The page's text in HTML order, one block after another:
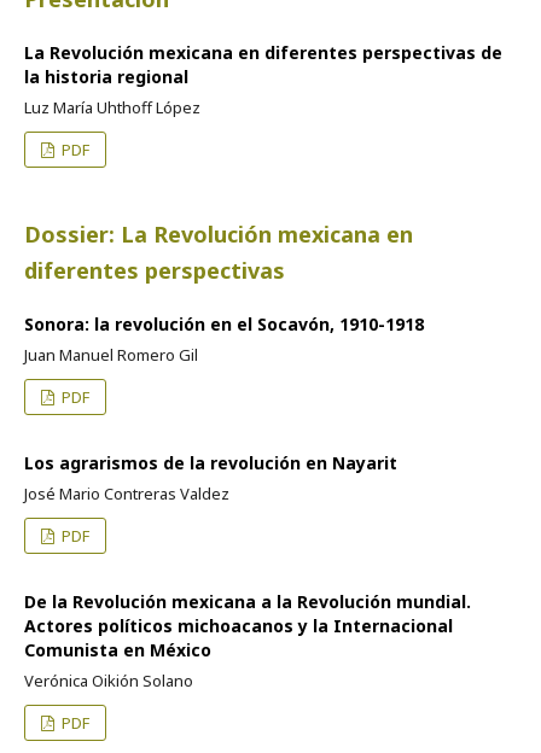
La Revolución mexicana en diferentes perspectivas de
la historia regional
Luz María Uhthoff López
PDF
Dossier: La Revolución mexicana en
diferentes perspectivas
Sonora: la revolución en el Socavón, 1910-1918
Juan Manuel Romero Gil
PDF
Los agrarismos de la revolución en Nayarit
José Mario Contreras Valdez
PDF
De la Revolución mexicana a la Revolución mundial.
Actores políticos michoacanos y la Internacional
Comunista en México
Verónica Oikión Solano
PDF